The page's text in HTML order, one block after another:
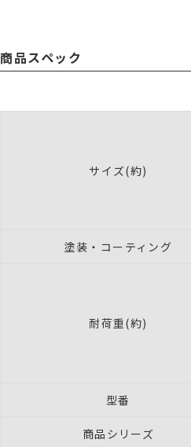
商品スペック
サイズ(約)
塗装・コーティング
耐荷重(約)
型番
商品シリーズ